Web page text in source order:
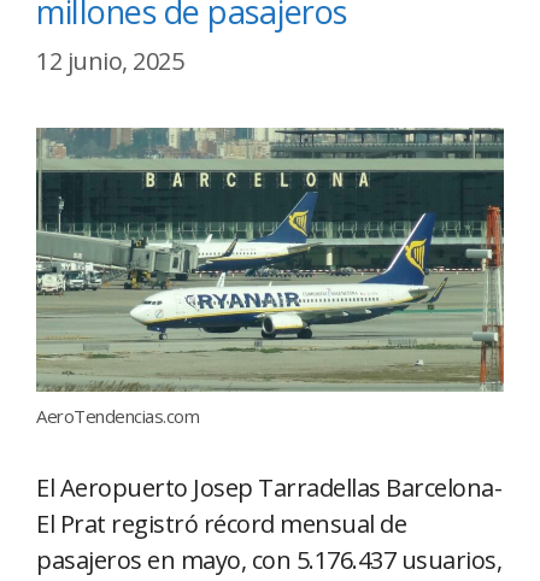
millones de pasajeros
12 junio, 2025
AeroTendencias.com
El Aeropuerto Josep Tarradellas Barcelona-
El Prat registró récord mensual de
pasajeros en mayo, con 5.176.437 usuarios,